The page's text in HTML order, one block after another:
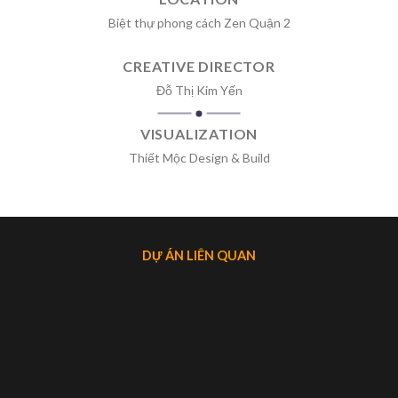
Biệt thự phong cách Zen Quận 2
CREATIVE DIRECTOR
Đỗ Thị Kim Yến
VISUALIZATION
Thiết Mộc Design & Build
DỰ ÁN LIÊN QUAN